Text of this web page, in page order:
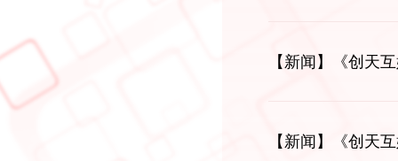
【新闻】 《创天
【新闻】 《创天